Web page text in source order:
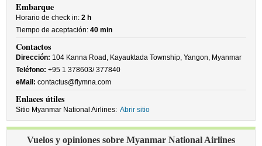
Embarque
Horario de check in:2 h
Tiempo de aceptación:40 min
Contactos
Dirección: 104 Kanna Road, Kayauktada Township, Yangon, Myanmar
Teléfono: +95 1 378603/ 377840
eMail: contactus@flymna.com
Enlaces útiles
Sitio Myanmar National Airlines: Abrir sitio
Vuelos y opiniones sobre Myanmar National Airlines